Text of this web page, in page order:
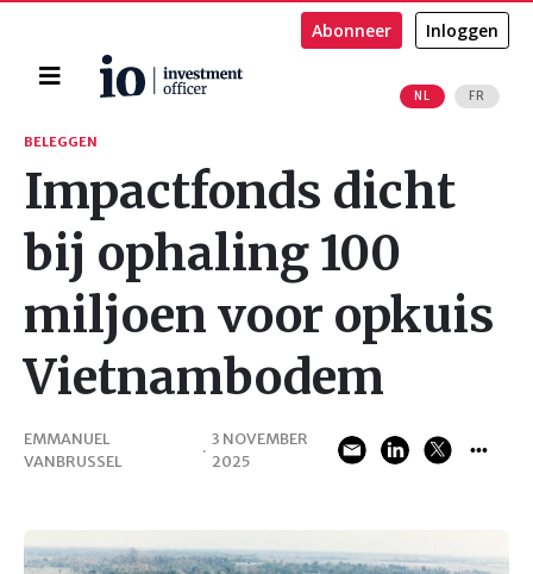
Home
NL FR
Abonneer Inloggen
Zoeken
BELEGGEN
Impactfonds dicht
bij ophaling 100
miljoen voor opkuis
Vietnambodem
EMMANUEL
VANBRUSSEL
·
3 NOVEMBER
2025